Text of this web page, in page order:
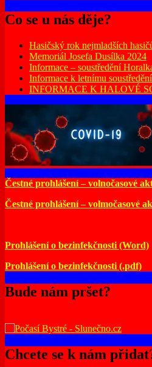
Co se u nás děje?
Hasičský rok nejmladších
Memoriál Josefa Dusílka 2024
Informace – soustředění
Informace k letnímu
INFORMACE K HALOVÉ
Čestné prohlášení – volnočasové
Čestné prohlášení – volmočasové
Prohlášení o bezinfekčnosti (Word)
Prohlášení o bezinfekčnosti (.pdf)
Bude nám pršet?
Chcete se k nám